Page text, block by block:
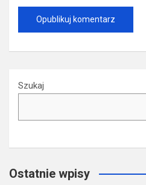
Szukaj
Ostatnie wpisy